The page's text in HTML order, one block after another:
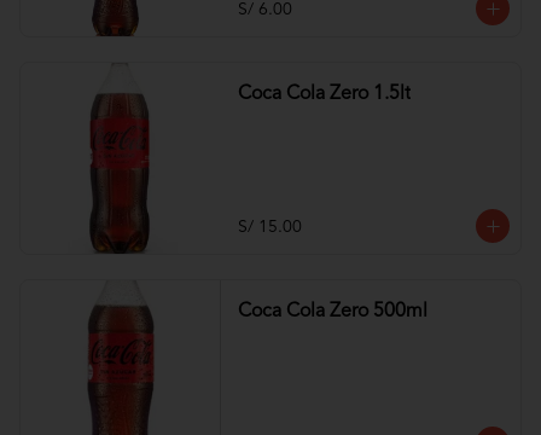
S/ 6.00
Coca Cola Zero 1.5lt
S/ 15.00
Coca Cola Zero 500ml